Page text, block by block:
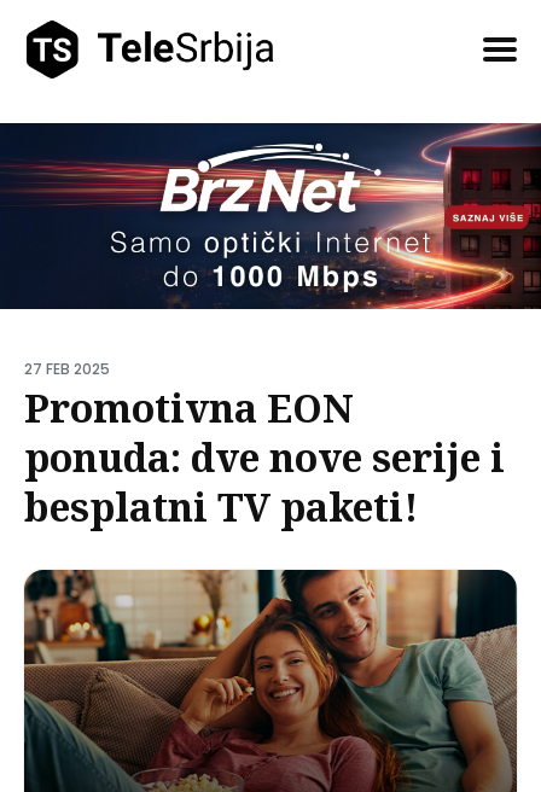
27 FEB 2025
Promotivna EON
ponuda: dve nove serije i
besplatni TV paketi!